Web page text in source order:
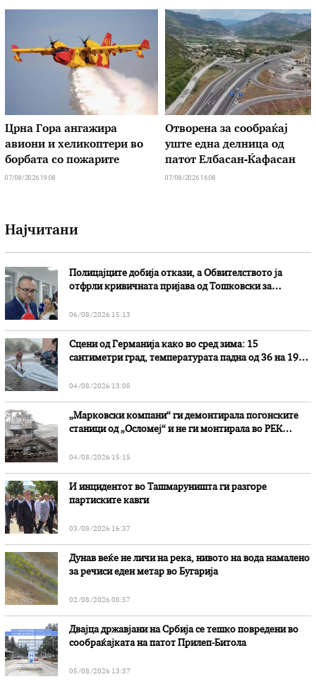
Црна Гора ангажира
авиони и хеликоптери во
борбата со пожарите
07/08/2026 19:08
Отворена за сообраќај
уште една делница од
патот Елбасан-Ќафасан
07/08/2026 16:08
Најчитани
Полицајците добија откази, а Обвителството ја
отфрли кривичната пријава од Тошковски за
06/08/2026 15:13
Сцени од Германија како во сред зима: 15
сантиметри град, температурата падна од 36 на 19
04/08/2026 13:08
„Марковски компани“ ги демонтирала погонските
станици од „Осломеј“ и не ги монтирала во РЕК
04/08/2026 15:15
И инцидентот во Ташмаруништa ги разгоре
партиските кавги
03/08/2026 16:37
Дунав веќе не личи на река, нивото на вода намалено
за речиси еден метар во Бугарија
02/08/2026 08:57
Двајца државјани на Србија се тешко повредени во
сообраќајката на патот Прилеп-Битола
05/08/2026 13:37